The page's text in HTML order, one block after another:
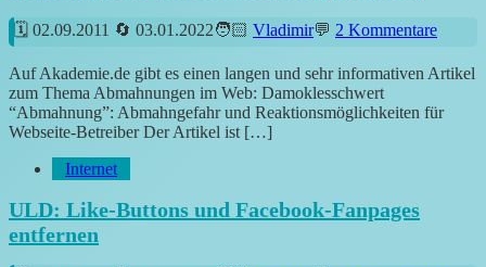
02.09.2011 03.01.2022 Vladimir 2 Kommentare
Auf Akademie.de gibt es einen langen und sehr informativen Artikel
zum Thema Abmahnungen im Web: Damoklesschwert
“Abmahnung”: Abmahngefahr und Reaktionsmöglichkeiten für
Webseite-Betreiber Der Artikel ist […]
Internet
ULD: Like-Buttons und Facebook-Fanpages
entfernen